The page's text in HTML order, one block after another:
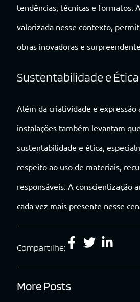
tendências, técnicas e formatos.
valorizada nesse contexto,
obras inovadoras e
Sustentabilidade e Ética
Além da criatividade e expressão
instalações também levantam
sustentabilidade e ética,
respeito ao uso de materiais,
responsáveis. A conscientização
cada vez mais presente nesse
Compartilhe:
More Posts